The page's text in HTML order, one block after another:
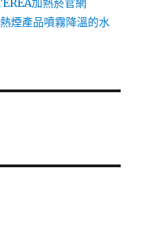
加熱菸官網
煙產品噴霧降溫的水